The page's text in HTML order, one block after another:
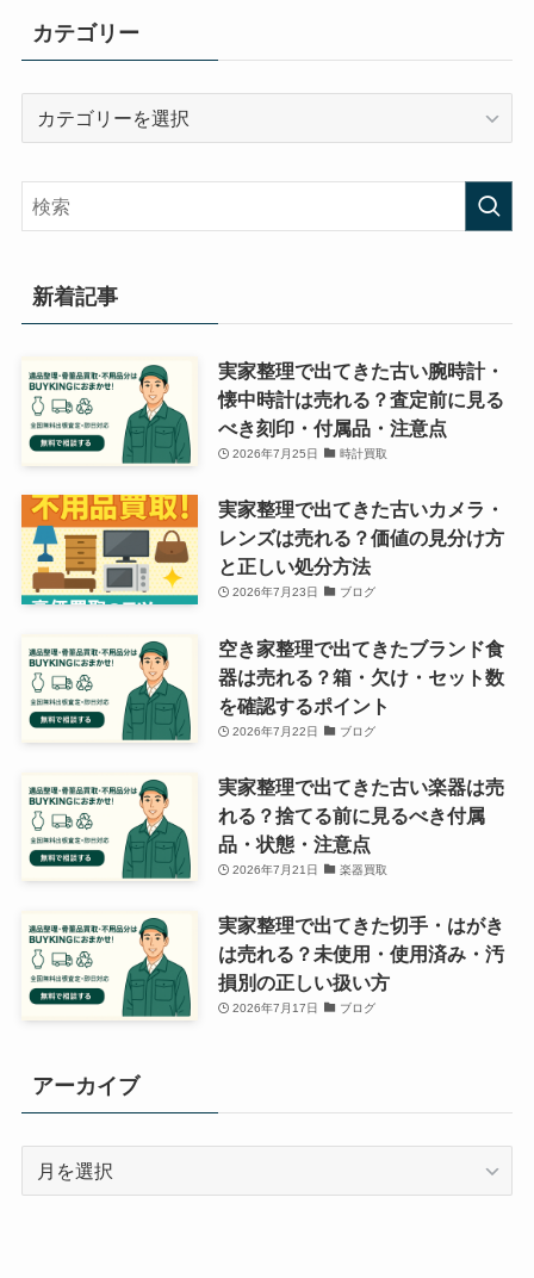
カテゴリー
リ
ー
新着記事
実家整理で出てきた古い腕時計・
懐中時計は売れる？査定前に見る
べき刻印・付属品・注意点
2026年7月25日 時計買取
実家整理で出てきた古いカメラ・
レンズは売れる？価値の見分け方
と正しい処分方法
2026年7月23日 ブログ
空き家整理で出てきたブランド食
器は売れる？箱・欠け・セット数
を確認するポイント
2026年7月22日 ブログ
実家整理で出てきた古い楽器は売
れる？捨てる前に見るべき付属
品・状態・注意点
2026年7月21日 楽器買取
実家整理で出てきた切手・はがき
は売れる？未使用・使用済み・汚
損別の正しい扱い方
2026年7月17日 ブログ
アーカイブ